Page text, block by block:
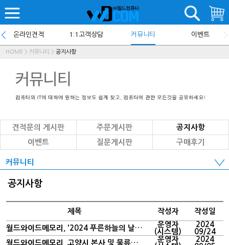
온라인견적 1:1고객상담 커뮤니티 이벤트
HOME > 커뮤니티 >공지사항
견적문의 게시판 주문게시판 공지사항
이벤트 질문게시판 구매후기
커뮤니티
공지사항
제목 작성자 작성일
월드와이드메모리, '2024 푸른하늘의 날’ 기념 환경보전 유공자 선정·환경부장관상 수상
운영자
(시스템)
2024
09/24
월드와이드메모리, 고양시 본사 및 물류센터 일산 장항동으로 통합 이전
운영자
2024